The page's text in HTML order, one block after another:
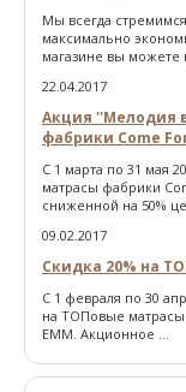
Мы всегда
максимально
магазине вы
22.04.2017
Акция ''Мелодия
фабрики Come
С 1 марта по 31 мая
матрасы фабрики
сниженной на 50%
09.02.2017
Скидка 20% на
С 1 февраля по 30
на ТОПовые матрасы
ЕММ. Акционное ...